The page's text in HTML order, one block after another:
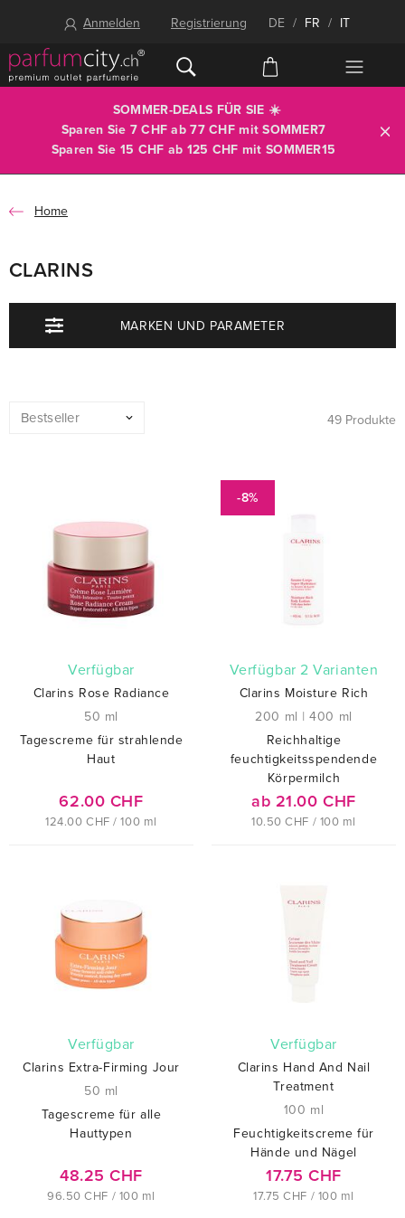
Anmelden Registrierung DE / FR / IT
SOMMER-DEALS FÜR SIE ☀️
Sparen Sie 7 CHF ab 77 CHF mitSOMMER7
Sparen Sie 15 CHF ab 125 CHF mit SOMMER15
Home
CLARINS
MARKEN UND PARAMETER
49 Produkte
verfügbar
Clarins Rose Radiance
50 ml
Tagescreme für strahlende
Haut
62.00 CHF
124.00 CHF / 100 ml
-8%
verfügbar 2 Varianten
Clarins Moisture Rich
200 ml |400 ml
Reichhaltige
feuchtigkeitsspendende
Körpermilch
ab 21.00 CHF
10.50 CHF / 100 ml
verfügbar
Clarins Extra-Firming Jour
50 ml
Tagescreme für alle
Hauttypen
48.25 CHF
96.50 CHF / 100 ml
verfügbar
Clarins Hand And Nail
Treatment
100 ml
Feuchtigkeitscreme für
Hände und Nägel
17.75 CHF
17.75 CHF / 100 ml